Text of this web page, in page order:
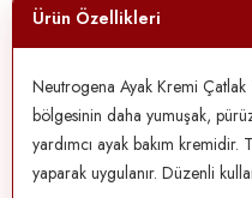
Ürün Özellikleri
Neutrogena Ayak Kremi
bölgesinin daha yumuşak,
yardımcı ayak bakım
yaparak uygulanır. Düzenli